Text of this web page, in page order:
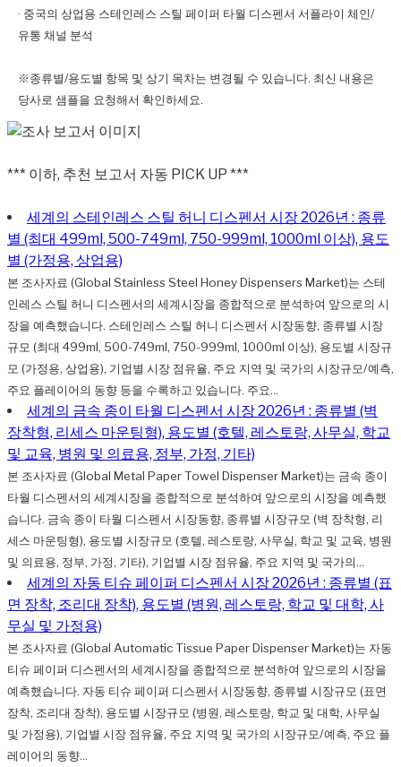
· 중국의 상업용 스테인레스 스틸 페이퍼 타월 디스펜서 서플라이 체인/
유통 채널 분석
※종류별/용도별 항목 및 상기 목차는 변경될 수 있습니다. 최신 내용은
당사로 샘플을 요청해서 확인하세요.
*** 이하, 추천 보고서 자동 PICK UP ***
세계의 스테인레스 스틸 허니 디스펜서 시장 2026년 : 종류
별 (최대 499ml, 500-749ml, 750-999ml, 1000ml 이상), 용도
별 (가정용, 상업용)
본 조사자료 (Global Stainless Steel Honey Dispensers Market)는 스테
인레스 스틸 허니 디스펜서의 세계시장을 종합적으로 분석하여 앞으로의 시
장을 예측했습니다. 스테인레스 스틸 허니 디스펜서 시장동향, 종류별 시장
규모 (최대 499ml, 500-749ml, 750-999ml, 1000ml 이상), 용도별 시장규
모 (가정용, 상업용), 기업별 시장 점유율, 주요 지역 및 국가의 시장규모/예측,
주요 플레이어의 동향 등을 수록하고 있습니다. 주요...
세계의 금속 종이 타월 디스펜서 시장 2026년 : 종류별 (벽
장착형, 리세스 마운팅형), 용도별 (호텔, 레스토랑, 사무실, 학교
및 교육, 병원 및 의료용, 정부, 가정, 기타)
본 조사자료 (Global Metal Paper Towel Dispenser Market)는 금속 종이
타월 디스펜서의 세계시장을 종합적으로 분석하여 앞으로의 시장을 예측했
습니다. 금속 종이 타월 디스펜서 시장동향, 종류별 시장규모 (벽 장착형, 리
세스 마운팅형), 용도별 시장규모 (호텔, 레스토랑, 사무실, 학교 및 교육, 병원
및 의료용, 정부, 가정, 기타), 기업별 시장 점유율, 주요 지역 및 국가의...
세계의 자동 티슈 페이퍼 디스펜서 시장 2026년 : 종류별 (표
면 장착, 조리대 장착), 용도별 (병원, 레스토랑, 학교 및 대학, 사
무실 및 가정용)
본 조사자료 (Global Automatic Tissue Paper Dispenser Market)는 자동
티슈 페이퍼 디스펜서의 세계시장을 종합적으로 분석하여 앞으로의 시장을
예측했습니다. 자동 티슈 페이퍼 디스펜서 시장동향, 종류별 시장규모 (표면
장착, 조리대 장착), 용도별 시장규모 (병원, 레스토랑, 학교 및 대학, 사무실
및 가정용), 기업별 시장 점유율, 주요 지역 및 국가의 시장규모/예측, 주요 플
레이어의 동향...